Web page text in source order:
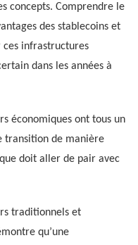
concepts. Comprendre le
des stablecoins et
ces infrastructures
dans les années à
économiques ont tous un
transition de manière
doit aller de pair avec
traditionnels et
qu’une